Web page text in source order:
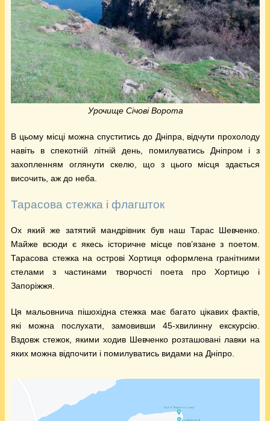
Урочище Січові Ворота
В цьому місці можна спуститись до Дніпра, відчути прохолоду
навіть в спекотній літній день, помилуватись Дніпром і з
захопленням оглянути скелю, що з цього місця здається
височить, аж до неба.
Тарасова стежка і флагшток
Ох який же затятий мандрівник був наш Тарас Шевченко.
Майже всюди є якесь історичне місце пов’язане з поетом.
Тарасова стежка на острові Хортиця оформлена гранітними
стелами з частинами творчості поета про Хортицю і
Запоріжжя.
Ця мальовнича пішохідна стежка має багато цікавих фактів,
які можна послухати, замовивши 45-хвилинну екскурсію.
Вздовж стежок, якими ходив Шевченко розташовані лавки на
яких можна відпочити і помилуватись видами на Дніпро.